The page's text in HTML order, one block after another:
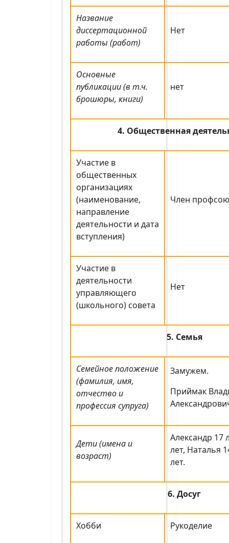
Название
диссертационной
работы (работ)
Нет
Основные
публикации (в т.ч.
брошюры, книги)
нет
4. Общественная
Участие в
общественных
организациях
(наименование,
направление
деятельности и дата
вступления)
Член
Участие в
деятельности
управляющего
(школьного) совета
Нет
5. Семья
Семейное положение
(фамилия, имя,
отчество и
профессия супруга)
Замужем.
Приймак
Дети (имена и
возраст)
Александр 17
лет, Наталья
лет.
6. Досуг
Хобби Рукоделие